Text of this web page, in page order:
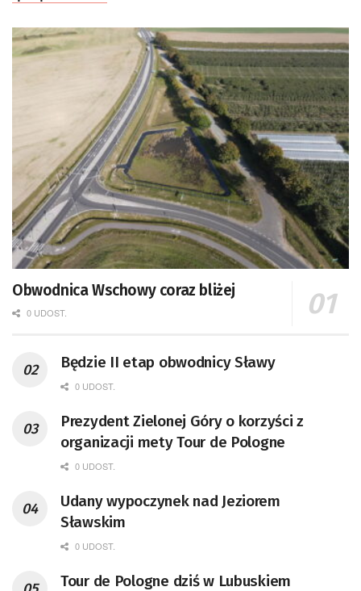
Obwodnica Wschowy coraz bliżej
0 UDOST.
Będzie II etap obwodnicy Sławy
0 UDOST.
Prezydent Zielonej Góry o korzyści z
organizacji mety Tour de Pologne
0 UDOST.
Udany wypoczynek nad Jeziorem
Sławskim
0 UDOST.
Tour de Pologne dziś w Lubuskiem